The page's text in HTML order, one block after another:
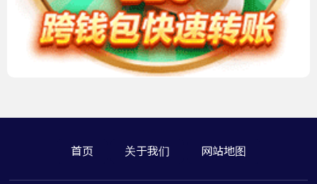
首页 关于我们 网站地图